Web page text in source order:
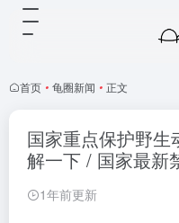
首页 • 龟圈新闻 • 正文
国家重点保护野生
解一下 / 国家最新
1年前更新